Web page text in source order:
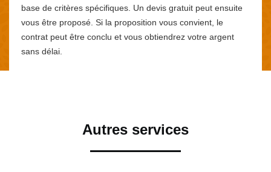
base de critères spécifiques. Un devis gratuit peut ensuite
vous être proposé. Si la proposition vous convient, le
contrat peut être conclu et vous obtiendrez votre argent
sans délai.
Autres services